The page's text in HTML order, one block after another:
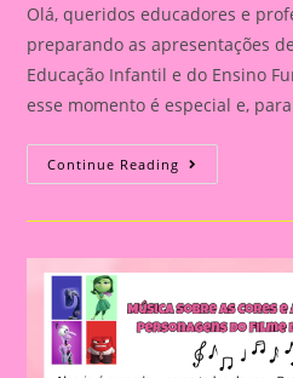
Olá, queridos educadores e
preparando as apresentações
Educação Infantil e do Ensino
esse momento é especial e,
Continue Reading
O
Para
Das
Crianças